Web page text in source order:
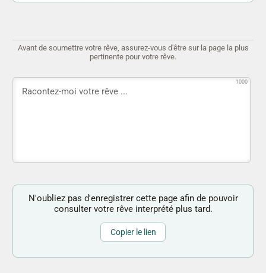
Avant de soumettre votre rêve, assurez-vous d'être sur la page la plus
pertinente pour votre rêve.
1000
N'oubliez pas d'enregistrer cette page afin de pouvoir
consulter votre rêve interprété plus tard.
Copier le lien